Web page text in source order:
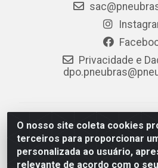
O nosso site coleta cookies
terceiros para proporcionar
personalizada ao usuário,
relevante de acordo com o
Privacidade e
PneuBras - Rodovia BR-101,
Jaboatão dos Guararapes/PE -
08.678.386/0001-05 - Pneubras
Ltda